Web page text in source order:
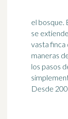
el bosque.
se
vasta finca
maneras
los pasos
Desde